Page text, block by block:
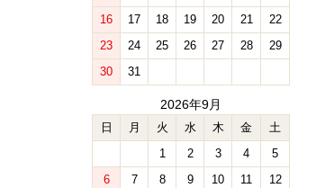
16 17 18 19 20 21 22
23 24 25 26 27 28 29
30 31
2026年9月
日 月 火 水 木 金 土
1 2 3 4 5
6 7 8 9 10 11 12